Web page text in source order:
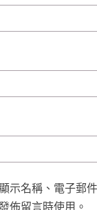
示名稱、電子郵
佈留言時使用。